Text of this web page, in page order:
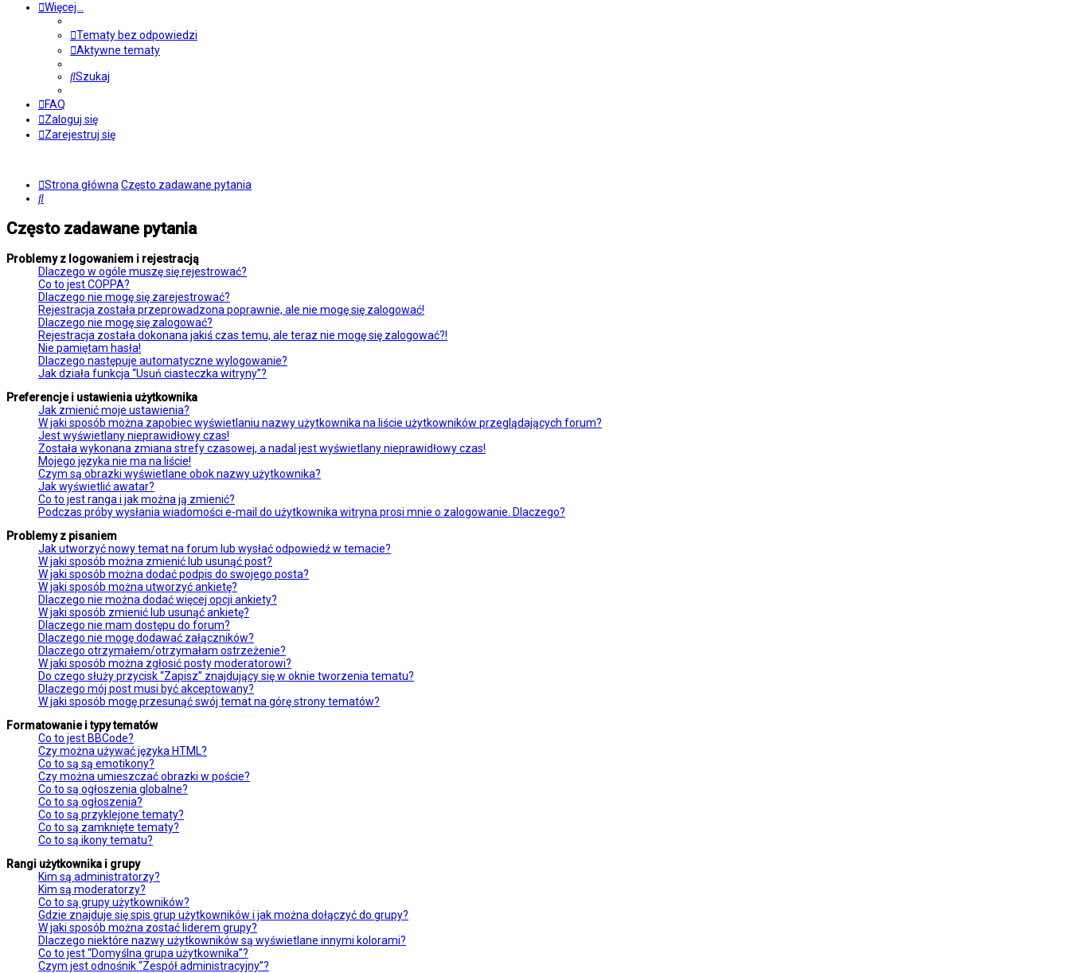
Więcej…
Tematy bez odpowiedzi
Aktywne tematy
Szukaj
FAQ
Zaloguj się
Zarejestruj się
Strona główna Często zadawane pytania
Szukaj
Często zadawane pytania
Problemy z logowaniem i rejestracją
Dlaczego w ogóle muszę się rejestrować?
Co to jest COPPA?
Dlaczego nie mogę się zarejestrować?
Rejestracja została przeprowadzona poprawnie, ale nie mogę się zalogować!
Dlaczego nie mogę się zalogować?
Rejestracja została dokonana jakiś czas temu, ale teraz nie mogę się zalogować?!
Nie pamiętam hasła!
Dlaczego następuje automatyczne wylogowanie?
Jak działa funkcja “Usuń ciasteczka witryny”?
Preferencje i ustawienia użytkownika
Jak zmienić moje ustawienia?
W jaki sposób można zapobiec wyświetlaniu nazwy użytkownika na liście użytkowników przeglądających forum?
Jest wyświetlany nieprawidłowy czas!
Została wykonana zmiana strefy czasowej, a nadal jest wyświetlany nieprawidłowy czas!
Mojego języka nie ma na liście!
Czym są obrazki wyświetlane obok nazwy użytkownika?
Jak wyświetlić awatar?
Co to jest ranga i jak można ją zmienić?
Podczas próby wysłania wiadomości e-mail do użytkownika witryna prosi mnie o zalogowanie. Dlaczego?
Problemy z pisaniem
Jak utworzyć nowy temat na forum lub wysłać odpowiedź w temacie?
W jaki sposób można zmienić lub usunąć post?
W jaki sposób można dodać podpis do swojego posta?
W jaki sposób można utworzyć ankietę?
Dlaczego nie można dodać więcej opcji ankiety?
W jaki sposób zmienić lub usunąć ankietę?
Dlaczego nie mam dostępu do forum?
Dlaczego nie mogę dodawać załączników?
Dlaczego otrzymałem/otrzymałam ostrzeżenie?
W jaki sposób można zgłosić posty moderatorowi?
Do czego służy przycisk “Zapisz” znajdujący się w oknie tworzenia tematu?
Dlaczego mój post musi być akceptowany?
W jaki sposób mogę przesunąć swój temat na górę strony tematów?
Formatowanie i typy tematów
Co to jest BBCode?
Czy można używać języka HTML?
Co to są są emotikony?
Czy można umieszczać obrazki w poście?
Co to są ogłoszenia globalne?
Co to są ogłoszenia?
Co to są przyklejone tematy?
Co to są zamknięte tematy?
Co to są ikony tematu?
Rangi użytkownika i grupy
Kim są administratorzy?
Kim są moderatorzy?
Co to są grupy użytkowników?
Gdzie znajduje się spis grup użytkowników i jak można dołączyć do grupy?
W jaki sposób można zostać liderem grupy?
Dlaczego niektóre nazwy użytkowników są wyświetlane innymi kolorami?
Co to jest “Domyślna grupa użytkownika”?
Czym jest odnośnik “Zespół administracyjny”?